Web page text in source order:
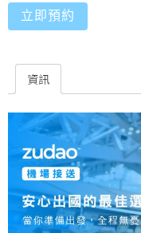
立即預約
資訊